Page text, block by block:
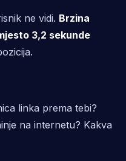
ne vidi. Brzina
3,2 sekunde
linka prema tebi?
na internetu? Kakva